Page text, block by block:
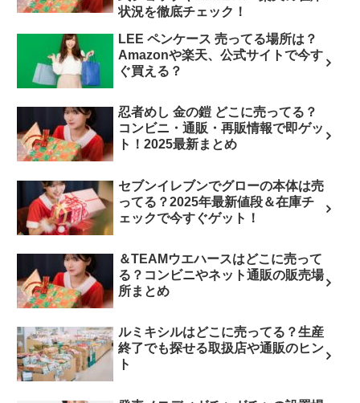
状況を徹底チェック！
LEE ペンケース 売ってる場所は？
Amazonや楽天、公式サイトで今す
ぐ買える？
忍者めし 金の鎧 どこに売ってる？
コンビニ・通販・再販情報で即ゲッ
ト！2025最新まとめ
セブンイレブンでグローの本体は売
ってる？2025年最新値段＆在庫チ
ェックで今すぐゲット！
＆TEAMウエハースはどこに売って
る？コンビニやネット通販の販売場
所まとめ
ルミキシルはどこに売ってる？生産
終了でも探せる取扱店や通販のヒン
ト